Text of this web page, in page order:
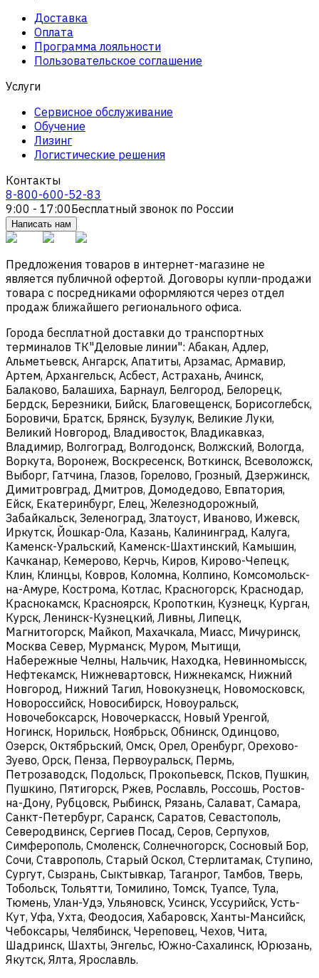
Доставка
Оплата
Программа лояльности
Пользовательское соглашение
Услуги
Сервисное обслуживание
Обучение
Лизинг
Логистические решения
Контакты
8-800-600-52-83
9:00 - 17:00Бесплатный звонок по России
Написать нам
Предложения товаров в интернет-магазине не
является публичной офертой. Договоры купли-продажи
товара с посредниками оформляются через отдел
продаж ближайшего регионального офиса.
Города бесплатной доставки до транспортных
терминалов ТК"Деловые линии": Абакан, Адлер,
Альметьевск, Ангарск, Апатиты, Арзамас, Армавир,
Артем, Архангельск, Асбест, Астрахань, Ачинск,
Балаково, Балашиха, Барнаул, Белгород, Белорецк,
Бердск, Березники, Бийск, Благовещенск, Борисоглебск,
Боровичи, Братск, Брянск, Бузулук, Великие Луки,
Великий Новгород, Владивосток, Владикавказ,
Владимир, Волгоград, Волгодонск, Волжский, Вологда,
Воркута, Воронеж, Воскресенск, Воткинск, Всеволожск,
Выборг, Гатчина, Глазов, Горелово, Грозный, Дзержинск,
Димитровград, Дмитров, Домодедово, Евпатория,
Ейск, Екатеринбург, Елец, Железнодорожный,
Забайкальск, Зеленоград, Златоуст, Иваново, Ижевск,
Иркутск, Йошкар-Ола, Казань, Калининград, Калуга,
Каменск-Уральский, Каменск-Шахтинский, Камышин,
Качканар, Кемерово, Керчь, Киров, Кирово-Чепецк,
Клин, Клинцы, Ковров, Коломна, Колпино, Комсомольск-
на-Амуре, Кострома, Котлас, Красногорск, Краснодар,
Краснокамск, Красноярск, Кропоткин, Кузнецк, Курган,
Курск, Ленинск-Кузнецкий, Ливны, Липецк,
Магнитогорск, Майкоп, Махачкала, Миасс, Мичуринск,
Москва Север, Мурманск, Муром, Мытищи,
Набережные Челны, Нальчик, Находка, Невинномысск,
Нефтекамск, Нижневартовск, Нижнекамск, Нижний
Новгород, Нижний Тагил, Новокузнецк, Новомосковск,
Новороссийск, Новосибирск, Новоуральск,
Новочебоксарск, Новочеркасск, Новый Уренгой,
Ногинск, Норильск, Ноябрьск, Обнинск, Одинцово,
Озерск, Октябрьский, Омск, Орел, Оренбург, Орехово-
Зуево, Орск, Пенза, Первоуральск, Пермь,
Петрозаводск, Подольск, Прокопьевск, Псков, Пушкин,
Пушкино, Пятигорск, Ржев, Рославль, Россошь, Ростов-
на-Дону, Рубцовск, Рыбинск, Рязань, Салават, Самара,
Санкт-Петербург, Саранск, Саратов, Севастополь,
Северодвинск, Сергиев Посад, Серов, Серпухов,
Симферополь, Смоленск, Солнечногорск, Сосновый Бор,
Сочи, Ставрополь, Старый Оскол, Стерлитамак, Ступино,
Сургут, Сызрань, Сыктывкар, Таганрог, Тамбов, Тверь,
Тобольск, Тольятти, Томилино, Томск, Туапсе, Тула,
Тюмень, Улан-Удэ, Ульяновск, Усинск, Уссурийск, Усть-
Кут, Уфа, Ухта, Феодосия, Хабаровск, Ханты-Мансийск,
Чебоксары, Челябинск, Череповец, Чехов, Чита,
Шадринск, Шахты, Энгельс, Южно-Сахалинск, Юрюзань,
Якутск, Ялта, Ярославль.